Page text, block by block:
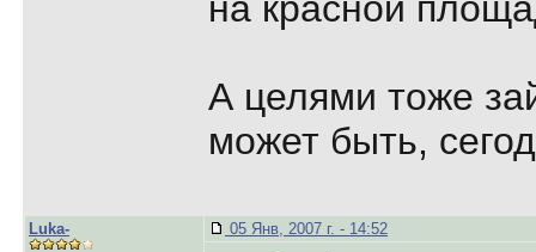
А целями тоже
может быть,
Luka- 05 Янв, 2007 г. - 14:52